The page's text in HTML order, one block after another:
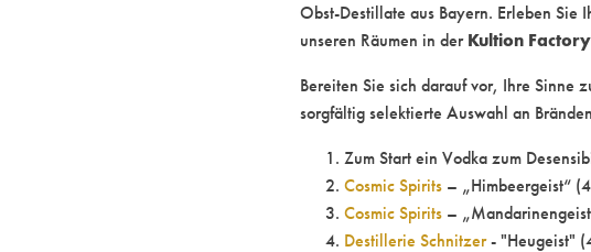
Obst-Destillate aus Bayern. Erleben Sie
unseren Räumen in der Kultion Factory
Bereiten Sie sich darauf vor, Ihre Sinne
sorgfältig selektierte Auswahl an
Zum Start ein Vodka zum
Cosmic Spirits – „Himbeergeist“
Cosmic Spirits –
Destillerie Schnitzer- "Heugeist"